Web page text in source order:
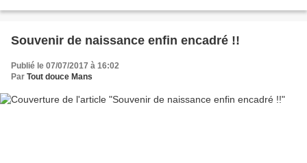
Souvenir de naissance enfin encadré !!
Publié le 07/07/2017 à 16:02
Par Tout douce Mans